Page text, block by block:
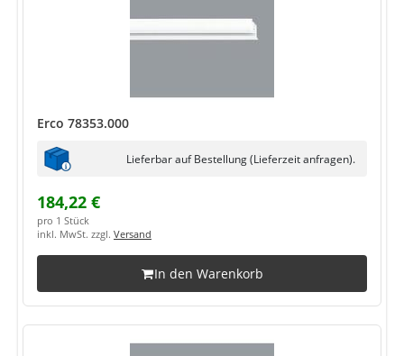
Erco 78353.000
Lieferbar auf Bestellung (Lieferzeit anfragen).
184,22 €
pro 1 Stück
inkl. MwSt. zzgl. Versand
In den Warenkorb